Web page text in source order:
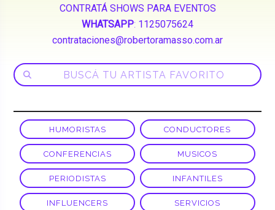
CONTRATÁ SHOWS PARA EVENTOS
WHATSAPP: 1125075624
contrataciones@robertoramasso.com.ar
HUMORISTAS CONDUCTORES
CONFERENCIAS MUSICOS
PERIODISTAS INFANTILES
INFLUENCERS SERVICIOS